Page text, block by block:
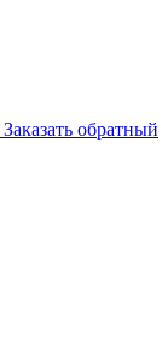
Заказать обратный